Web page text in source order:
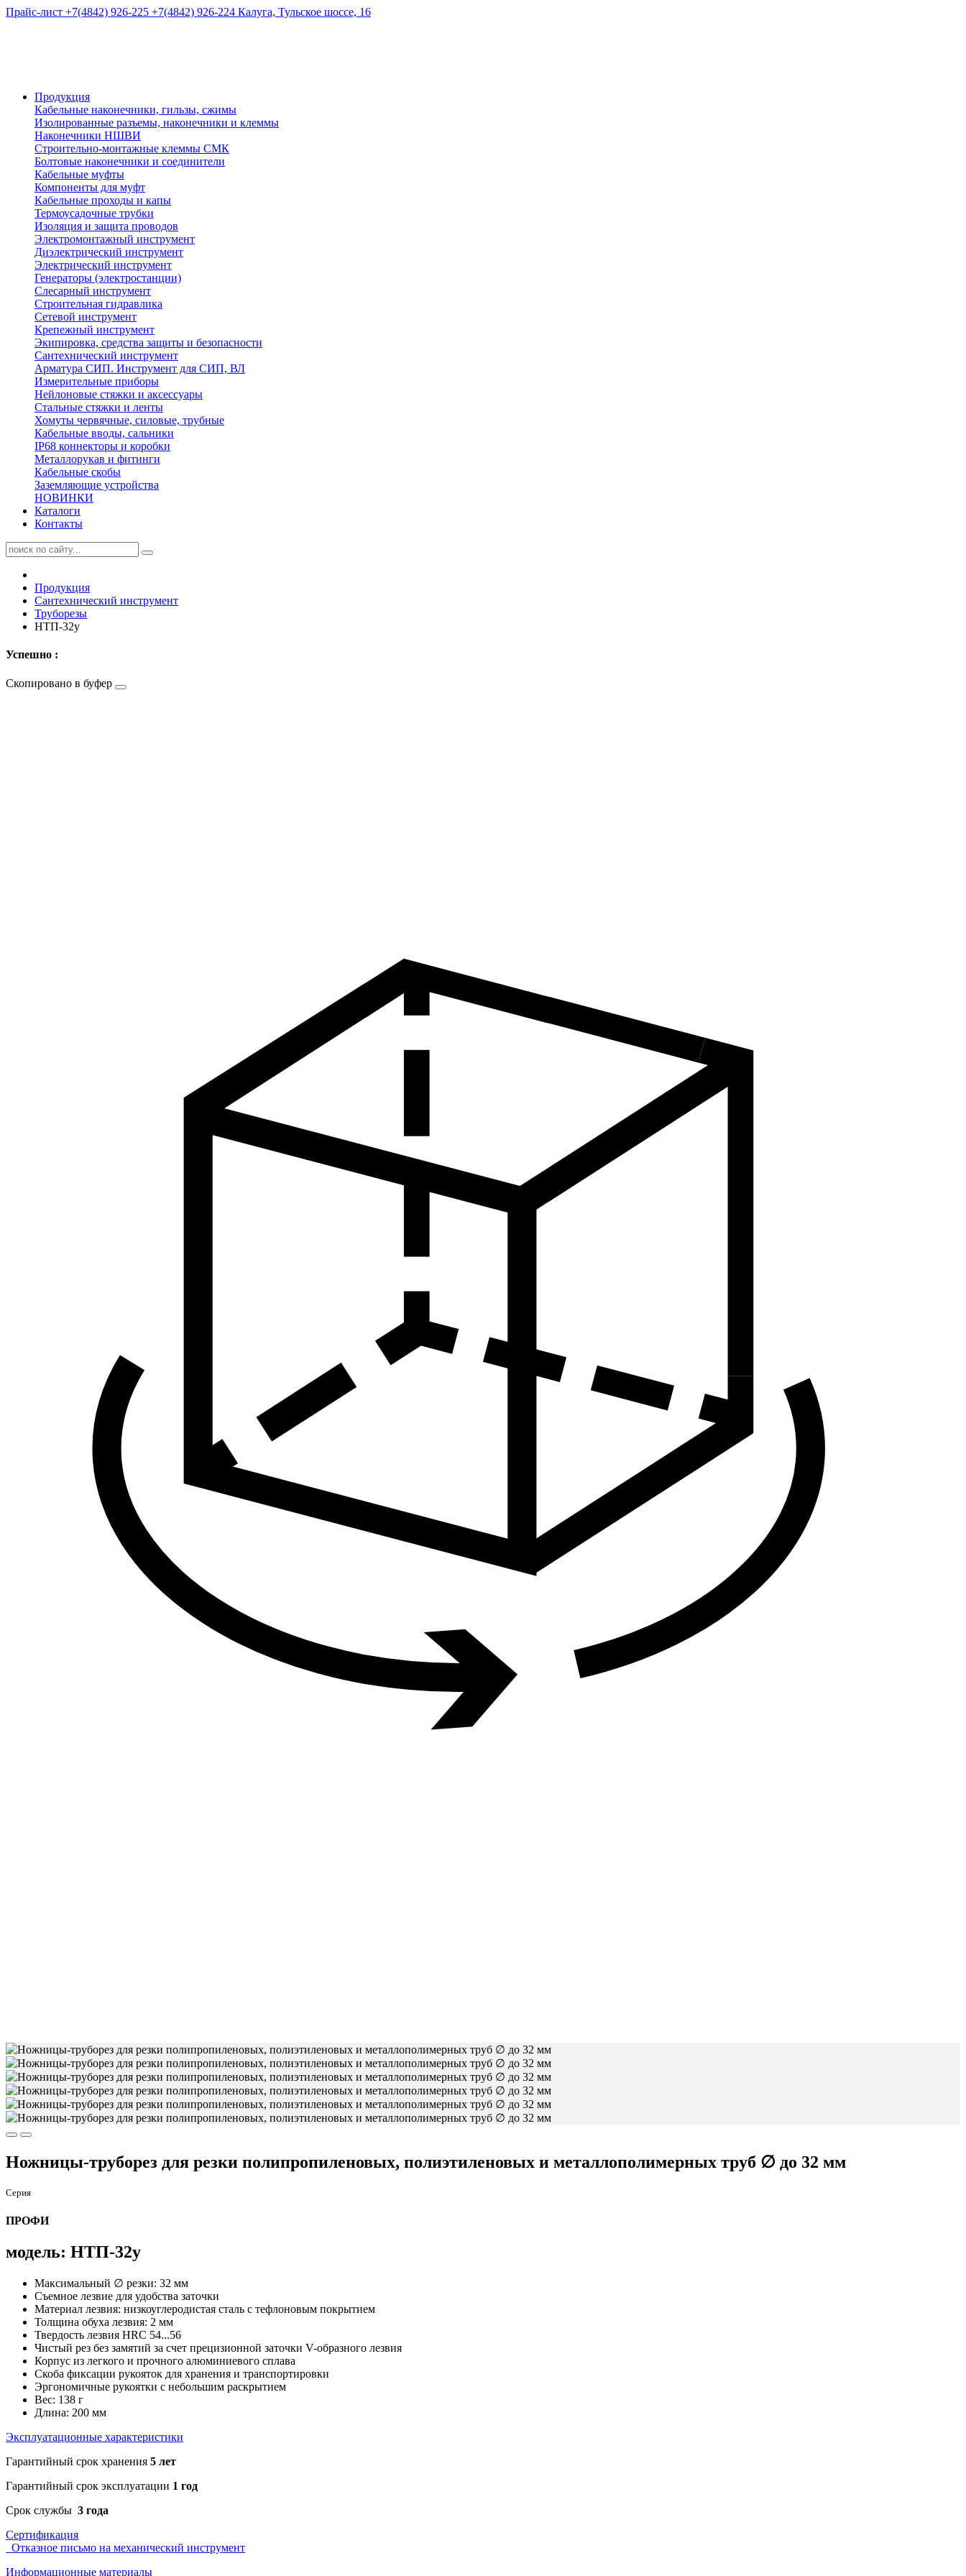
Прайс-лист +7(4842) 926-225 +7(4842) 926-224 Калуга, Тульское шоссе, 16
Продукция
Кабельные наконечники, гильзы, сжимы
Изолированные разъемы, наконечники и клеммы
Наконечники НШВИ
Строительно-монтажные клеммы СМК
Болтовые наконечники и соединители
Кабельные муфты
Компоненты для муфт
Кабельные проходы и капы
Термоусадочные трубки
Изоляция и защита проводов
Электромонтажный инструмент
Диэлектрический инструмент
Электрический инструмент
Генераторы (электростанции)
Слесарный инструмент
Строительная гидравлика
Сетевой инструмент
Крепежный инструмент
Экипировка, средства защиты и безопасности
Сантехнический инструмент
Арматура СИП. Инструмент для СИП, ВЛ
Измерительные приборы
Нейлоновые стяжки и аксессуары
Стальные стяжки и ленты
Хомуты червячные, силовые, трубные
Кабельные вводы, сальники
IP68 коннекторы и коробки
Металлорукав и фитинги
Кабельные скобы
Заземляющие устройства
НОВИНКИ
Каталоги
Контакты
Продукция
Сантехнический инструмент
Труборезы
НТП-32у
Успешно :
Скопировано в буфер
Ножницы-труборез для резки полипропиленовых, полиэтиленовых и металлополимерных труб ∅ до 32 мм
Серия
ПРОФИ
модель: НТП-32у
Максимальный ∅ резки: 32 мм
Съемное лезвие для удобства заточки
Материал лезвия: низкоуглеродистая сталь с тефлоновым покрытием
Толщина обуха лезвия: 2 мм
Твердость лезвия HRC 54...56
Чистый рез без замятий за счет прецизионной заточки V-образного лезвия
Корпус из легкого и прочного алюминиевого сплава
Скоба фиксации рукояток для хранения и транспортировки
Эргономичные рукоятки с небольшим раскрытием
Вес: 138 г
Длина: 200 мм
Эксплуатационные характеристики
Гарантийный срок хранения 5 лет
Гарантийный срок эксплуатации 1 год
Срок службы 3 года
Сертификация
Отказное письмо на механический инструмент
Информационные материалы